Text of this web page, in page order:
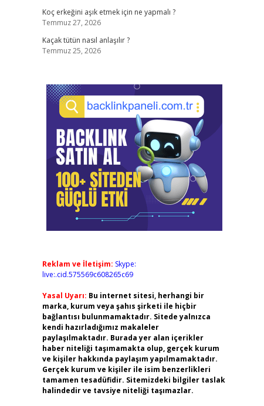
Koç erkeğini aşık etmek için ne yapmalı ?
Temmuz 27, 2026
Kaçak tütün nasıl anlaşılır ?
Temmuz 25, 2026
Reklam ve İletişim: Skype:
live:.cid.575569c608265c69
Yasal Uyarı: Bu internet sitesi, herhangi bir
marka, kurum veya şahıs şirketi ile hiçbir
bağlantısı bulunmamaktadır. Sitede yalnızca
kendi hazırladığımız makaleler
paylaşılmaktadır. Burada yer alan içerikler
haber niteliği taşımamakta olup, gerçek kurum
ve kişiler hakkında paylaşım yapılmamaktadır.
Gerçek kurum ve kişiler ile isim benzerlikleri
tamamen tesadüfidir. Sitemizdeki bilgiler taslak
halindedir ve tavsiye niteliği taşımazlar.